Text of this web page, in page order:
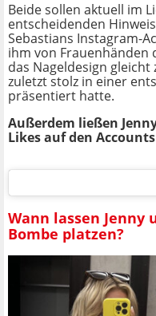
Beide sollen aktuell im
entscheidenden
Sebastians Instagram-
ihm von Frauenhänden
das Nageldesign gleicht
zuletzt stolz in einer
präsentiert hatte.
Außerdem ließen
Likes auf den
Wann lassen Jenny
Bombe platzen?